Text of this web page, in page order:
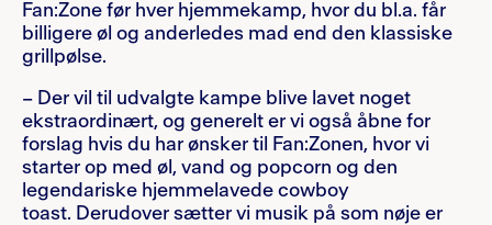
Fan:Zone før hver hjemmekamp, hvor du bl.a. får
billigere øl og anderledes mad end den klassiske
grillpølse.
– Der vil til udvalgte kampe blive lavet noget
ekstraordinært, og generelt er vi også åbne for
forslag hvis du har ønsker til Fan:Zonen, hvor vi
starter op med øl, vand og popcorn og den
legendariske hjemmelavede cowboy
toast. Derudover sætter vi musik på som nøje er